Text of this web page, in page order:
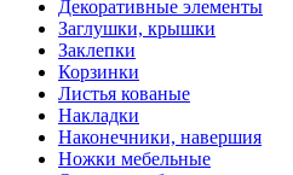
Декоративные элементы
Заглушки, крышки
Заклепки
Корзинки
Листья кованые
Накладки
Наконечники, навершия
Ножки мебельные